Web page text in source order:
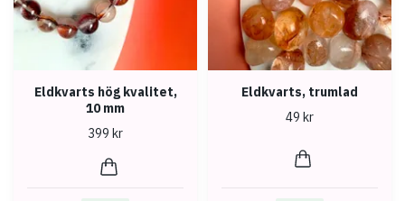
Eldkvarts hög kvalitet,
10 mm
399 kr
Eldkvarts, trumlad
49 kr